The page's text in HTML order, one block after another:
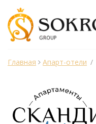
Главная Апарт-отели /